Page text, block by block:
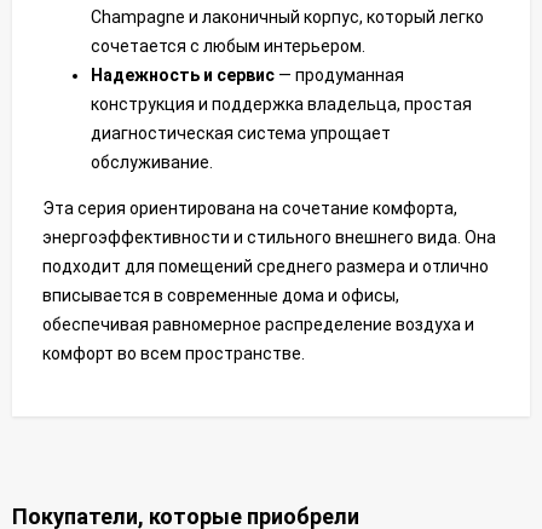
Champagne и лаконичный корпус, который легко
сочетается с любым интерьером.
Надежность и сервис — продуманная
конструкция и поддержка владельца, простая
диагностическая система упрощает
обслуживание.
Эта серия ориентирована на сочетание комфорта,
энергоэффективности и стильного внешнего вида. Она
подходит для помещений среднего размера и отлично
вписывается в современные дома и офисы,
обеспечивая равномерное распределение воздуха и
комфорт во всем пространстве.
Покупатели, которые приобрели